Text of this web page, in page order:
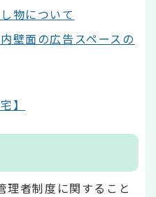
物について
壁面の広告スペースの
】
理者制度に関すること